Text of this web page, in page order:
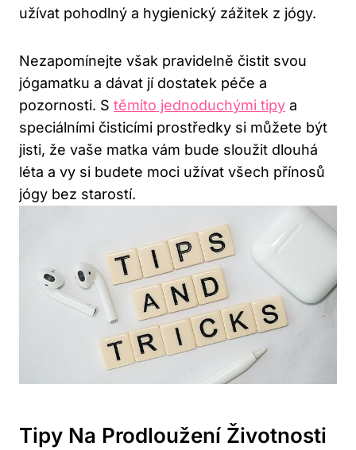
⁢užívat pohodlný a hygienický⁤ zážitek z ​jógy.
Nezapomínejte však pravidelně čistit svou
jógamatku a dávat ​jí⁢ dostatek péče a
pozornosti. S těmito jednoduchými tipy ​ a
speciálními čisticími prostředky si můžete být⁢
jisti, ​že vaše ​matka vám bude​ sloužit dlouhá
léta a vy​ si budete moci⁤ užívat⁣ všech přínosů
jógy bez starostí.
Tipy Na Prodloužení Životnosti